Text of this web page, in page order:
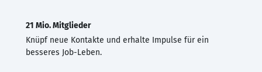
21 Mio. Mitglieder
Knüpf neue Kontakte und erhalte Impulse für ein
besseres Job-Leben.